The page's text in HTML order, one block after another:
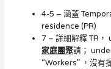
4-5 – 涵蓋
residence (PR)
7 – 詳細解釋 TR，
家庭團聚請；
“Workers” ，沒有